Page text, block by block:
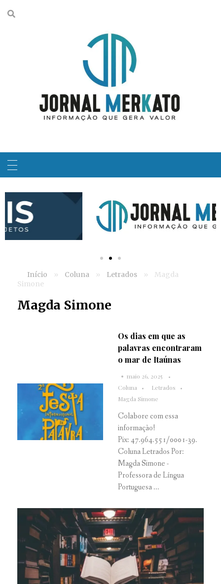
Início » Coluna » Letrados »
Magda
Simone
Magda Simone
Os dias em que as
palavras encontraram
o mar de Itaúnas
maio 26, 2025
Coluna
Letrados
Magda Simone
Colabore com essa
informação!
Pix: 47.964.551/0001-39.
Coluna Letrados Por:
Magda Simone -
Professora de Língua
Portuguesa ...